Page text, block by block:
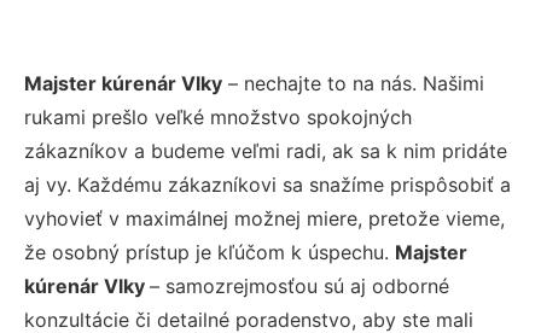
Majster kúrenár Vlky – nechajte to na nás. Našimi
rukami prešlo veľké množstvo spokojných
zákazníkov a budeme veľmi radi, ak sa k nim pridáte
aj vy. Každému zákazníkovi sa snažíme prispôsobiť a
vyhovieť v maximálnej možnej miere, pretože vieme,
že osobný prístup je kľúčom k úspechu. Majster
kúrenár Vlky – samozrejmosťou sú aj odborné
konzultácie či detailné poradenstvo, aby ste mali